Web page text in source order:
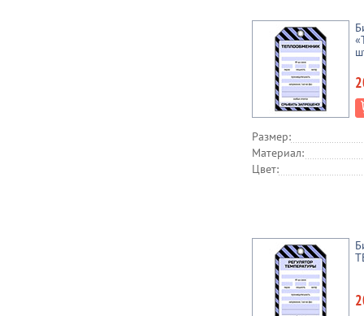
Размер:
Материал:
Цвет: